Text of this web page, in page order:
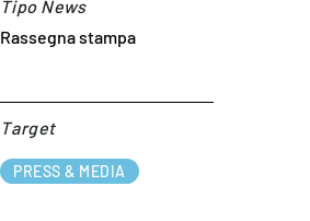
Tipo News
Rassegna stampa
Target​
PRESS & MEDIA